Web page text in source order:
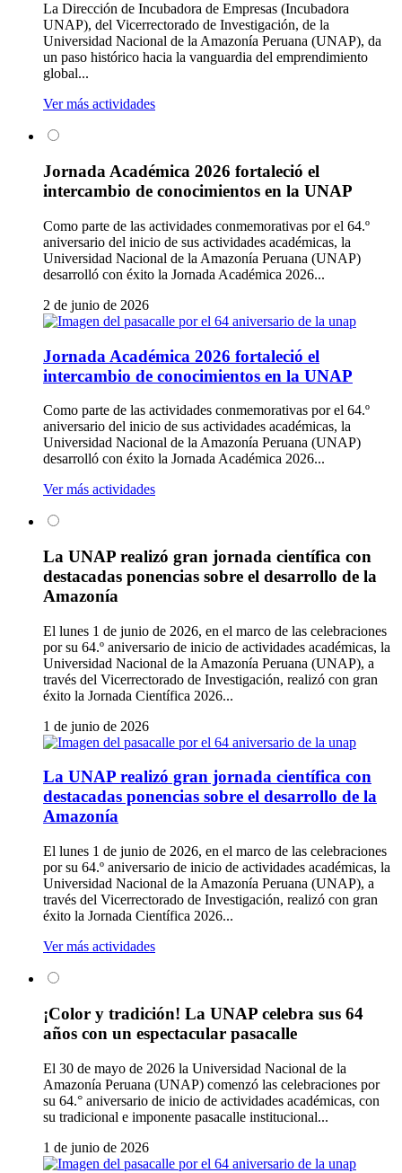
La Dirección de Incubadora de Empresas (Incubadora
UNAP), del Vicerrectorado de Investigación, de la
Universidad Nacional de la Amazonía Peruana (UNAP), da
un paso histórico hacia la vanguardia del emprendimiento
global...
Ver más actividades
Jornada Académica 2026 fortaleció el
intercambio de conocimientos en la UNAP
Como parte de las actividades conmemorativas por el 64.º
aniversario del inicio de sus actividades académicas, la
Universidad Nacional de la Amazonía Peruana (UNAP)
desarrolló con éxito la Jornada Académica 2026...
2 de junio de 2026
Jornada Académica 2026 fortaleció el
intercambio de conocimientos en la UNAP
Como parte de las actividades conmemorativas por el 64.º
aniversario del inicio de sus actividades académicas, la
Universidad Nacional de la Amazonía Peruana (UNAP)
desarrolló con éxito la Jornada Académica 2026...
Ver más actividades
La UNAP realizó gran jornada científica con
destacadas ponencias sobre el desarrollo de la
Amazonía
El lunes 1 de junio de 2026, en el marco de las celebraciones
por su 64.º aniversario de inicio de actividades académicas, la
Universidad Nacional de la Amazonía Peruana (UNAP), a
través del Vicerrectorado de Investigación, realizó con gran
éxito la Jornada Científica 2026...
1 de junio de 2026
La UNAP realizó gran jornada científica con
destacadas ponencias sobre el desarrollo de la
Amazonía
El lunes 1 de junio de 2026, en el marco de las celebraciones
por su 64.º aniversario de inicio de actividades académicas, la
Universidad Nacional de la Amazonía Peruana (UNAP), a
través del Vicerrectorado de Investigación, realizó con gran
éxito la Jornada Científica 2026...
Ver más actividades
¡Color y tradición! La UNAP celebra sus 64
años con un espectacular pasacalle
El 30 de mayo de 2026 la Universidad Nacional de la
Amazonía Peruana (UNAP) comenzó las celebraciones por
su 64.° aniversario de inicio de actividades académicas, con
su tradicional e imponente pasacalle institucional...
1 de junio de 2026